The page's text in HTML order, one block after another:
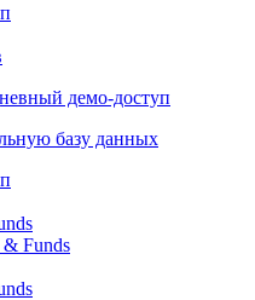
демо-доступ
базу данных
Funds